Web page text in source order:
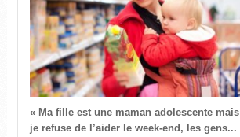
« Ma fille est une maman adolescente mais
je refuse de l’aider le week-end, les gens...